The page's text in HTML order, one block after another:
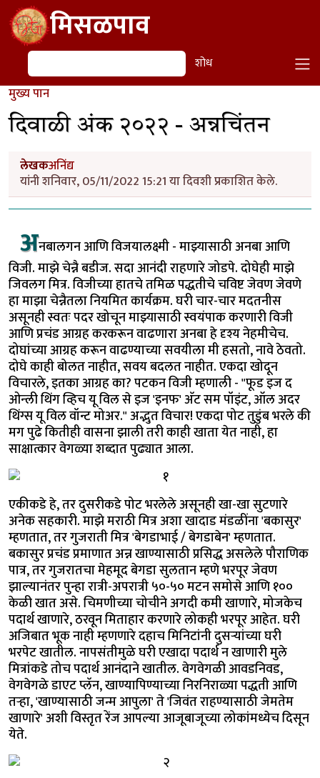
Skip to main contentमिसळपाव
शोध शोध
मुख्य पान
दिवाळी अंक २०२२ - अन्नचिंतन
लेखकअनिंद्य
यांनी शनिवार, 05/11/2022 15:21 या दिवशी प्रकाशित केले.
अनबालगन आणि विजयालक्ष्मी - माझ्यासाठी अनबा आणि
विजी. माझे चेन्नै बडीज. सदा आनंदी राहणारे जोडपे. दोघेही माझे
जिवलग मित्र. विजीच्या हातचे तमिळ पद्धतीचे चविष्ट जेवण जेवणे
हा माझा चेन्नैतला नियमित कार्यक्रम. घरी चार-चार मदतनीस
असूनही स्वतः पदर खोचून माझ्यासाठी स्वयंपाक करणारी विजी
आणि प्रचंड आग्रह करकरून वाढणारा अनबा हे दृश्य नेहमीचेच.
दोघांच्या आग्रह करून वाढण्याच्या सवयीला मी हसतो, नावे ठेवतो.
दोघे काही बोलत नाहीत, सवय बदलत नाहीत. एकदा खोदून
विचारले, इतका आग्रह का? पटकन विजी म्हणाली - "फूड इज द
ओन्ली थिंग व्हिच यू विल से इज 'इनफ' अ‍ॅट सम पॉइंट, ऑल अदर
थिंग्स यू विल वॉन्ट मोअर." अद्भुत विचार! एकदा पोट तुडुंब भरले की
मग पुढे कितीही वासना झाली तरी काही खाता येत नाही, हा
साक्षात्कार वेगळ्या शब्दात पुढ्यात आला.
एकीकडे हे, तर दुसरीकडे पोट भरलेले असूनही खा-खा सुटणारे
अनेक सहकारी. माझे मराठी मित्र अशा खादाड मंडळींना 'बकासुर'
म्हणतात, तर गुजराती मित्र 'बेगडाभाई / बेगडाबेन' म्हणतात.
बकासुर प्रचंड प्रमाणात अन्न खाण्यासाठी प्रसिद्ध असलेले पौराणिक
पात्र, तर गुजरातचा मेहमूद बेगडा सुलतान म्हणे भरपूर जेवण
झाल्यानंतर पुन्हा रात्री-अपरात्री ५०-५० मटन समोसे आणि १००
केळी खात असे. चिमणीच्या चोचीने अगदी कमी खाणारे, मोजकेच
पदार्थ खाणारे, ठरवून मिताहार करणारे लोकही भरपूर आहेत. घरी
अजिबात भूक नाही म्हणणारे दहाच मिनिटांनी दुसऱ्यांच्या घरी
भरपेट खातील. नापसंतीमुळे घरी एखादा पदार्थ न खाणारी मुले
मित्रांकडे तोच पदार्थ आनंदाने खातील. वेगवेगळी आवडनिवड,
वेगवेगळे डाएट प्लॅन, खाण्यापिण्याच्या निरनिराळ्या पद्धती आणि
तऱ्हा, 'खाण्यासाठी जन्म आपुला' ते 'जिवंत राहण्यासाठी जेमतेम
खाणारे' अशी विस्तृत रेंज आपल्या आजूबाजूच्या लोकांमध्येच दिसून
येते.